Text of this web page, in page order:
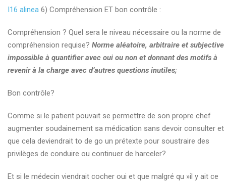
I16 alinea 6) Compréhension ET bon contrôle :
Compréhension ? Quel sera le niveau nécessaire ou la norme de
compréhension requise? Norme aléatoire, arbitraire et subjective
impossible à quantifier avec oui ou non et donnant des motifs à
revenir à la charge avec d’autres questions inutiles;
Bon contrôle?
Comme si le patient pouvait se permettre de son propre chef
augmenter soudainement sa médication sans devoir consulter et
que cela deviendrait to de go un prétexte pour soustraire des
privilèges de conduire ou continuer de harceler?
Et si le médecin viendrait cocher oui et que malgré qu »il y ait ce